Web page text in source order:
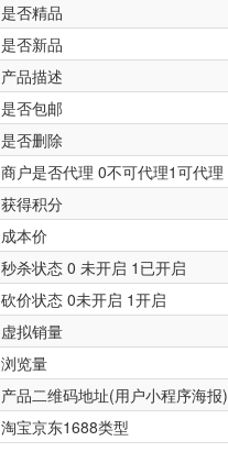
是否精品
是否新品
产品描述
是否包邮
是否删除
商户是否代理 0不可代理1可代理
获得积分
成本价
秒杀状态 0 未开启 1已开启
砍价状态 0未开启 1开启
虚拟销量
浏览量
产品二维码地址(用户小程序海报)
淘宝京东1688类型